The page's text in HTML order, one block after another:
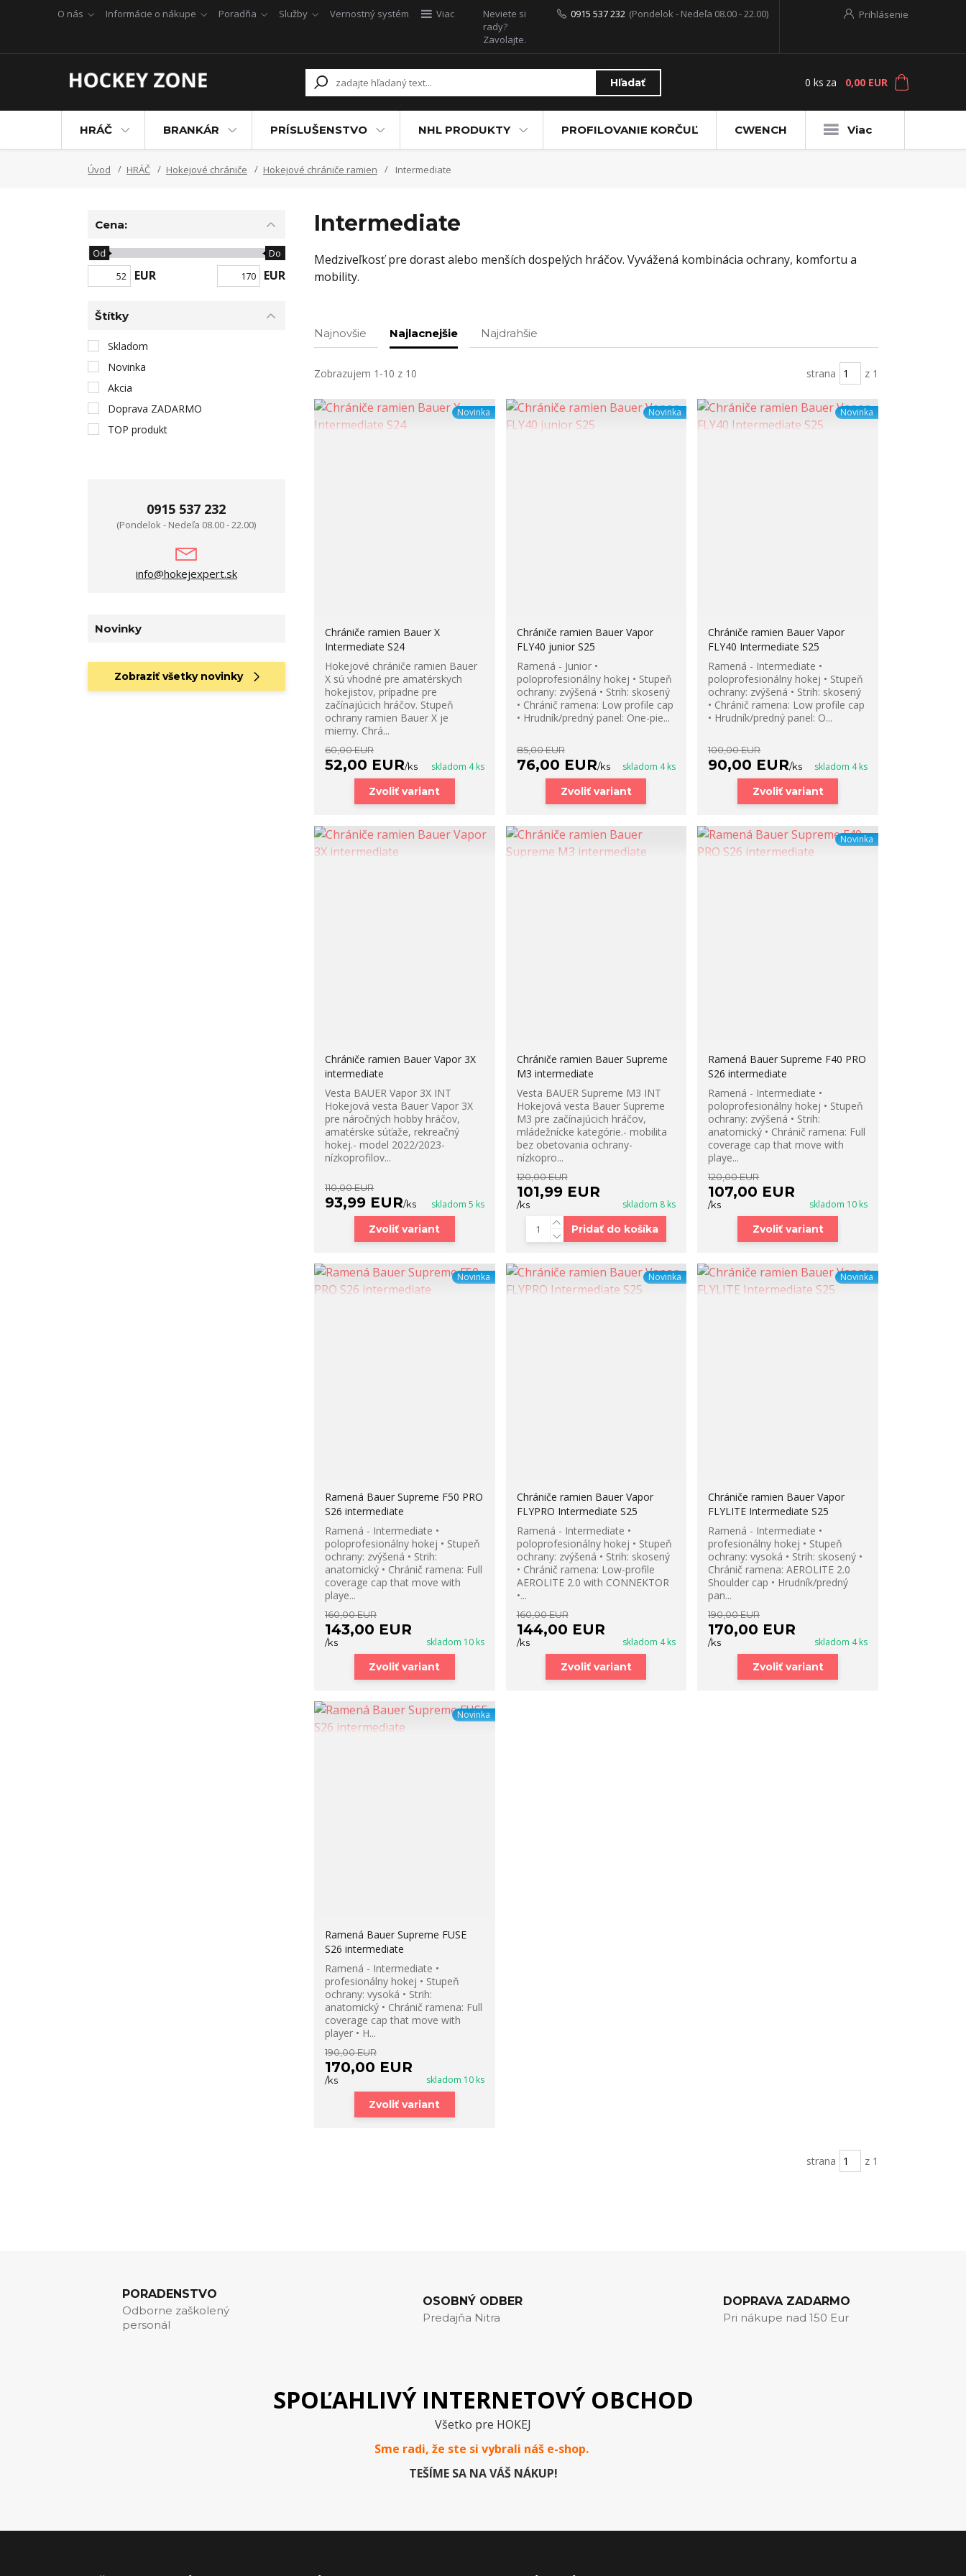
O nás Informácie o nákupe Poradňa Služby Vernostný systém Viac Prihlásenie
Hľadať
Neviete si
rady?
Zavolajte.
0915 537 232 (Pondelok - Nedeľa 08.00 - 22.00)
0 ks za 0,00 EUR
HRÁČ BRANKÁR PRÍSLUŠENSTVO NHL PRODUKTY PROFILOVANIE KORČUĽ CWENCH Viac
Úvod HRÁČ Hokejové chrániče Hokejové chrániče ramien Intermediate
Intermediate
Medziveľkosť pre dorast alebo menších dospelých hráčov. Vyvážená kombinácia ochrany, komfortu a
mobility.
Najnovšie Najlacnejšie Najdrahšie
Zobrazujem 1-10 z 10 strana z 1
Novinka
Chrániče ramien Bauer X
Intermediate S24
Hokejové chrániče ramien Bauer
X sú vhodné pre amatérskych
hokejistov, prípadne pre
začínajúcich hráčov. Stupeň
ochrany ramien Bauer X je
mierny. Chrá...
60,00 EUR
52,00 EUR/ks skladom 4 ks
Zvoliť variant
Novinka
Chrániče ramien Bauer Vapor
FLY40 junior S25
Ramená - Junior •
poloprofesionálny hokej • Stupeň
ochrany: zvýšená • Strih: skosený
• Chránič ramena: Low profile cap
• Hrudník/predný panel: One-pie...
85,00 EUR
76,00 EUR/ks skladom 4 ks
Zvoliť variant
Novinka
Chrániče ramien Bauer Vapor
FLY40 Intermediate S25
Ramená - Intermediate •
poloprofesionálny hokej • Stupeň
ochrany: zvýšená • Strih: skosený
• Chránič ramena: Low profile cap
• Hrudník/predný panel: O...
100,00 EUR
90,00 EUR/ks skladom 4 ks
Zvoliť variant
Chrániče ramien Bauer Vapor 3X
intermediate
Vesta BAUER Vapor 3X INT
Hokejová vesta Bauer Vapor 3X
pre náročných hobby hráčov,
amatérske súťaže, rekreačný
hokej.- model 2022/2023-
nízkoprofilov...
110,00 EUR
93,99 EUR/ks skladom 5 ks
Zvoliť variant
Chrániče ramien Bauer Supreme
M3 intermediate
Vesta BAUER Supreme M3 INT
Hokejová vesta Bauer Supreme
M3 pre začínajúcich hráčov,
mládežnícke kategórie.- mobilita
bez obetovania ochrany-
nízkopro...
120,00 EUR
101,99 EUR
/ks skladom 8 ks
Pridať do košíka
Novinka
Ramená Bauer Supreme F40 PRO
S26 intermediate
Ramená - Intermediate •
poloprofesionálny hokej • Stupeň
ochrany: zvýšená • Strih:
anatomický • Chránič ramena: Full
coverage cap that move with
playe...
120,00 EUR
107,00 EUR
/ks skladom 10 ks
Zvoliť variant
Novinka
Ramená Bauer Supreme F50 PRO
S26 intermediate
Ramená - Intermediate •
poloprofesionálny hokej • Stupeň
ochrany: zvýšená • Strih:
anatomický • Chránič ramena: Full
coverage cap that move with
playe...
160,00 EUR
143,00 EUR
/ks skladom 10 ks
Zvoliť variant
Novinka
Chrániče ramien Bauer Vapor
FLYPRO Intermediate S25
Ramená - Intermediate •
poloprofesionálny hokej • Stupeň
ochrany: zvýšená • Strih: skosený
• Chránič ramena: Low-profile
AEROLITE 2.0 with CONNEKTOR
•...
160,00 EUR
144,00 EUR
/ks skladom 4 ks
Zvoliť variant
Novinka
Chrániče ramien Bauer Vapor
FLYLITE Intermediate S25
Ramená - Intermediate •
profesionálny hokej • Stupeň
ochrany: vysoká • Strih: skosený •
Chránič ramena: AEROLITE 2.0
Shoulder cap • Hrudník/predný
pan...
190,00 EUR
170,00 EUR
/ks skladom 4 ks
Zvoliť variant
Novinka
Ramená Bauer Supreme FUSE
S26 intermediate
Ramená - Intermediate •
profesionálny hokej • Stupeň
ochrany: vysoká • Strih:
anatomický • Chránič ramena: Full
coverage cap that move with
player • H...
190,00 EUR
170,00 EUR
/ks skladom 10 ks
Zvoliť variant
strana z 1
Cena:
EUR
Od Do
EUR
Štítky
Skladom
Novinka
Akcia
Doprava ZADARMO
TOP produkt
0915 537 232
(Pondelok - Nedeľa 08.00 - 22.00)
info@hokejexpert.sk
Novinky
Zobraziť všetky novinky
PORADENSTVO
Odborne zaškolený
personál
OSOBNÝ ODBER
Predajňa Nitra
DOPRAVA ZADARMO
Pri nákupe nad 150 Eur
SPOĽAHLIVÝ INTERNETOVÝ OBCHOD
Všetko pre HOKEJ
Sme radi, že ste si vybrali náš e-shop.
TEŠÍME SA NA VÁŠ NÁKUP!